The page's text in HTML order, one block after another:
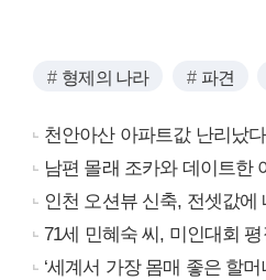
형제의 나라 파견
천안아산 아파트값 난리났
남편 몰래 조카와 데이트한
인천 오션뷰 신축, 전셋값에
71세 민혜숙 씨, 미인대회 평
‘세계서 가장 몸매 좋은 할머